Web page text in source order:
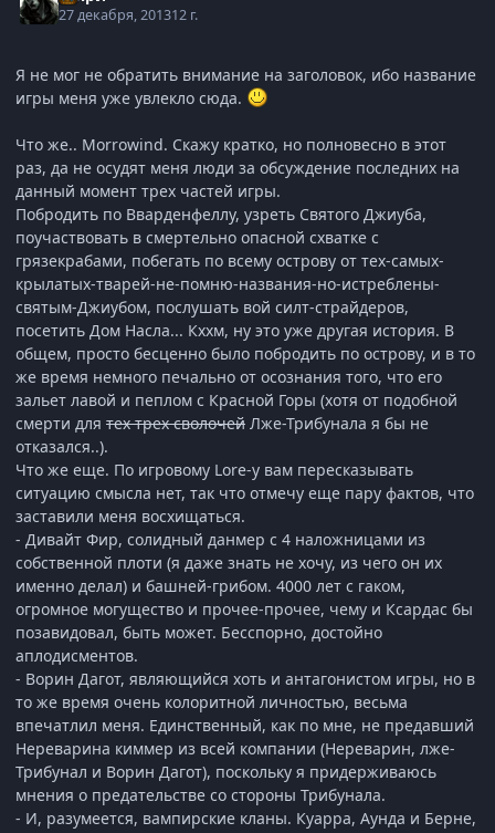
27 декабря, 201312 г.
Я не мог не обратить внимание на заголовок, ибо название
игры меня уже увлекло сюда.
Что же.. Morrowind. Скажу кратко, но полновесно в этот
раз, да не осудят меня люди за обсуждение последних на
данный момент трех частей игры.
Побродить по Вварденфеллу, узреть Святого Джиуба,
поучаствовать в смертельно опасной схватке с
грязекрабами, побегать по всему острову от тех-самых-
крылатых-тварей-не-помню-названия-но-истреблены-
святым-Джиубом, послушать вой силт-страйдеров,
посетить Дом Насла... Кххм, ну это уже другая история. В
общем, просто бесценно было побродить по острову, и в то
же время немного печально от осознания того, что его
зальет лавой и пеплом с Красной Горы (хотя от подобной
смерти для тех трех сволочей Лже-Трибунала я бы не
отказался..).
Что же еще. По игровому Lore-у вам пересказывать
ситуацию смысла нет, так что отмечу еще пару фактов, что
заставили меня восхищаться.
- Дивайт Фир, солидный данмер с 4 наложницами из
собственной плоти (я даже знать не хочу, из чего он их
именно делал) и башней-грибом. 4000 лет с гаком,
огромное могущество и прочее-прочее, чему и Ксардас бы
позавидовал, быть может. Бесспорно, достойно
аплодисментов.
- Ворин Дагот, являющийся хоть и антагонистом игры, но в
то же время очень колоритной личностью, весьма
впечатлил меня. Единственный, как по мне, не предавший
Нереварина киммер из всей компании (Нереварин, лже-
Трибунал и Ворин Дагот), поскольку я придерживаюсь
мнения о предательстве со стороны Трибунала.
- И, разумеется, вампирские кланы. Куарра, Аунда и Берне,